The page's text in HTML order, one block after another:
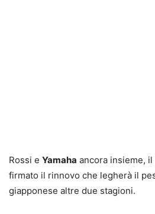
Rossi e Yamaha ancora insieme,
firmato il rinnovo che legherà il
giapponese altre due stagioni.